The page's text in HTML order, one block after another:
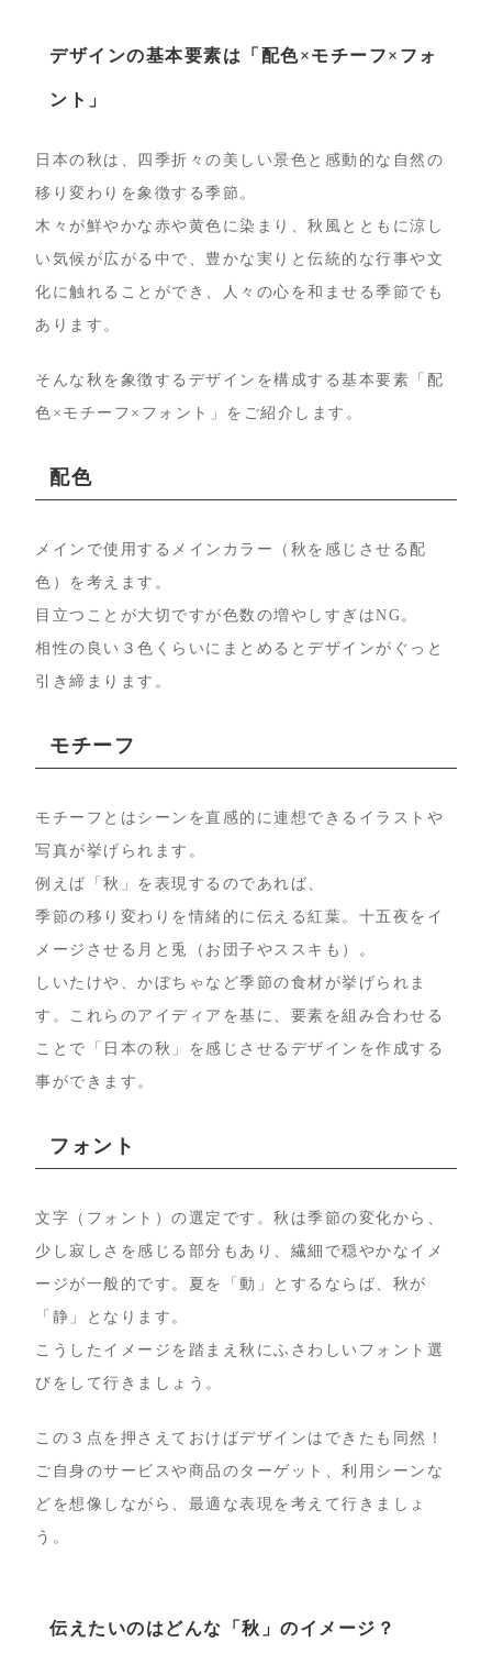
デザインの基本要素は「配色×モチーフ×フォ
ント」
日本の秋は、四季折々の美しい景色と感動的な自然の
移り変わりを象徴する季節。
木々が鮮やかな赤や黄色に染まり、秋風とともに涼し
い気候が広がる中で、豊かな実りと伝統的な行事や文
化に触れることができ、人々の心を和ませる季節でも
あります。
そんな秋を象徴するデザインを構成する基本要素「配
色×モチーフ×フォント」をご紹介します。
配色
メインで使用するメインカラー（秋を感じさせる配
色）を考えます。
目立つことが大切ですが色数の増やしすぎはNG。
相性の良い３色くらいにまとめるとデザインがぐっと
引き締まります。
モチーフ
モチーフとはシーンを直感的に連想できるイラストや
写真が挙げられます。
例えば「秋」を表現するのであれば、
季節の移り変わりを情緒的に伝える紅葉。十五夜をイ
メージさせる月と兎（お団子やススキも）。
しいたけや、かぼちゃなど季節の食材が挙げられま
す。これらのアイディアを基に、要素を組み合わせる
ことで「日本の秋」を感じさせるデザインを作成する
事ができます。
フォント
文字（フォント）の選定です。秋は季節の変化から、
少し寂しさを感じる部分もあり、繊細で穏やかなイメ
ージが一般的です。夏を「動」とするならば、秋が
「静」となります。
こうしたイメージを踏まえ秋にふさわしいフォント選
びをして行きましょう。
この３点を押さえておけばデザインはできたも同然！
ご自身のサービスや商品のターゲット、利用シーンな
どを想像しながら、最適な表現を考えて行きましょ
う。
伝えたいのはどんな「秋」のイメージ？